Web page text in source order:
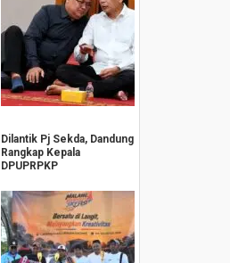
Dilantik Pj Sekda, Dandung
Rangkap Kepala
DPUPRPKP